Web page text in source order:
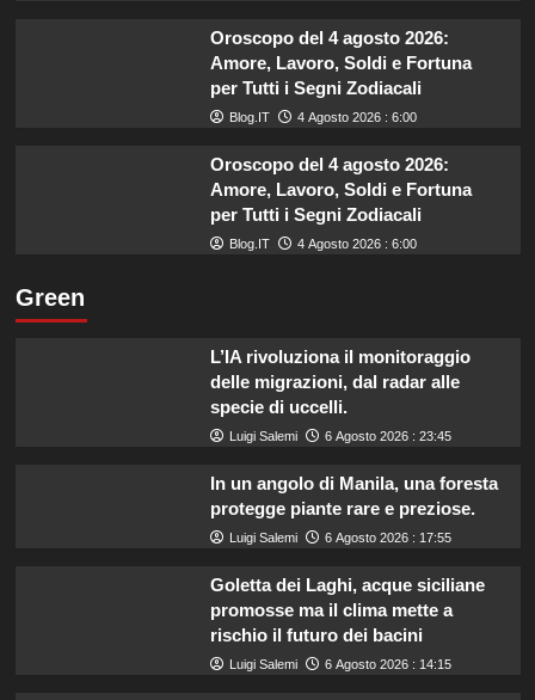
Oroscopo del 4 agosto 2026:
Amore, Lavoro, Soldi e Fortuna
per Tutti i Segni Zodiacali
Blog.IT 4 Agosto 2026 : 6:00
Oroscopo del 4 agosto 2026:
Amore, Lavoro, Soldi e Fortuna
per Tutti i Segni Zodiacali
Blog.IT 4 Agosto 2026 : 6:00
Green
L’IA rivoluziona il monitoraggio
delle migrazioni, dal radar alle
specie di uccelli.
Luigi Salemi 6 Agosto 2026 : 23:45
In un angolo di Manila, una foresta
protegge piante rare e preziose.
Luigi Salemi 6 Agosto 2026 : 17:55
Goletta dei Laghi, acque siciliane
promosse ma il clima mette a
rischio il futuro dei bacini
Luigi Salemi 6 Agosto 2026 : 14:15